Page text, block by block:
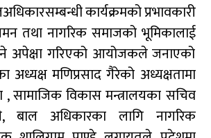
कार्यक्रमको प्रभावकारी
तथा नागरिक समाजको भूमिकालाई
अपेक्षा गरिएको आयोजकले जनाएको
मणिप्रसाद गैरेको अध्यक्षतामा
, सामाजिक विकास मन्त्रालयका सचिव
बाल अधिकारका लागि नागरिक